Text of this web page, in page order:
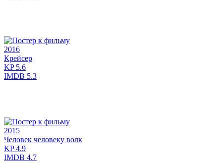
2016
Крейсер
KP5.6
IMDB 5.3
2015
Человек человеку волк
KP4.9
IMDB 4.7